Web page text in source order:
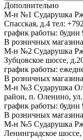
Дополнительно
М-н №1 Сударушка
Спасская, д.4 тел:
график работы:
В розничных
М-н №2 Cударушка
Зубцовское шоссе,
график работы:
В розничных
М-н №3 Сударушка
район, п. Оленино,
график работы:
В розничных
М-н №5 Сударушка
Ленинградское шоссе,